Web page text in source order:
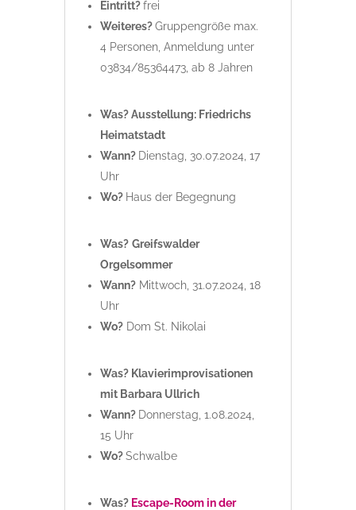
Eintritt?frei
Weiteres?Gruppengröße max.
4 Personen, Anmeldung unter
03834/85364473, ab 8 Jahren
Was? Ausstellung: Friedrichs
Heimatstadt
Wann? Dienstag, 30.07.2024, 17
Uhr
Wo? Haus der Begegnung
Was? Greifswalder
Orgelsommer
Wann?Mittwoch, 31.07.2024, 18
Uhr
Wo?Dom St. Nikolai
Was? Klavierimprovisationen
mit Barbara Ullrich
Wann? Donnerstag, 1.08.2024,
15 Uhr
Wo?Schwalbe
Was? Escape-Room in der